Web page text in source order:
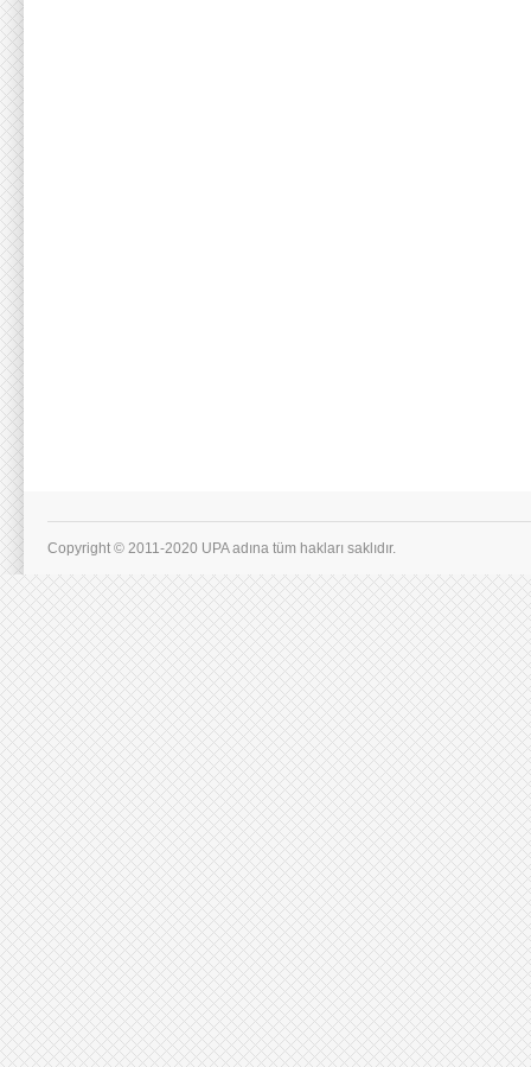
Copyright © 2011-2020 UPA adına tüm hakları saklıdır.